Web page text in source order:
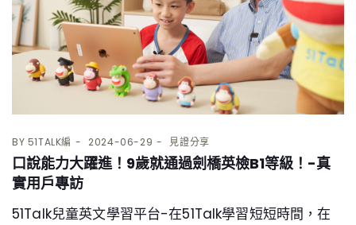
BY 51TALK編 2024-06-29 見證分享
口說能力大躍進！9歲就通過劍橋英檢B1等級！-真
實用戶專訪
51Talk兒童英文學習平台-在51Talk學習短短時間，在